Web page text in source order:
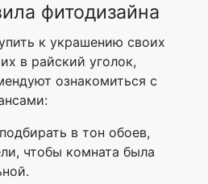
фитодизайна
к украшению своих
в райский уголок,
ознакомиться с
в тон обоев,
чтобы комната была